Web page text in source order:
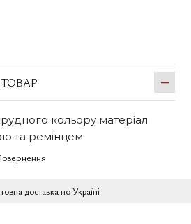
кольору матеріал
та ремінцем
доставка по Україні